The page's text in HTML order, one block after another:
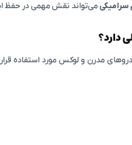
می‌تواند نقش مهمی در حفظ
دارد؟
مدرن و لوکس مورد استفاده